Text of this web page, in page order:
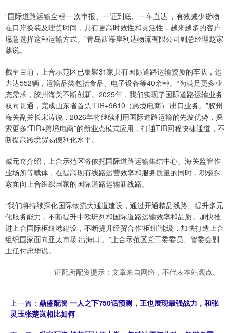
“国际道路运输全程‘一次申报、一证到底、一车直达’，有效减少货物
在口岸换装及理货时间，具有更高时效性和灵活性，越来越多的客户
愿意选择这种运输方式。”青岛西海岸利达物流有限公司副总经理赵家
麒说。
截至目前，上合示范区已集聚31家具有国际道路运输资质的车队，运
力达552辆，运输品类包括食品、电子设备等40余种。“为满足更多业
态需求，胶州海关不断创新。2025年，我们实现了国际道路运输业务
双向贯通，完成山东省首票‘TIR+9610（跨境电商）’出口业务。”胶州
海关副关长宋涛说，2026年将继续利用国际道路运输的先发优势，探
索更多“TIR+跨境电商”的新业态模式应用，打通TIR回程快捷通道，不
断提高跨境贸易便利化水平。
臧元奇介绍，上合示范区将依托国际道路运输集结中心、海关监管作
业场所等载体，在提高现有线路运营效率和服务质量的同时，积极探
索面向上合组织国家的国际道路运输新线路。
“我们将持续深化国际物流大通道建设，通过开通精品线路、提升多元
化服务能力，不断提升中欧班列和国际道路运输效率和品质。加快推
进上合国际枢纽港建设，不断提升经贸合作‘枢纽’能级，加快打造上合
组织国家面向亚太市场‘出海口’。”上合示范区党工委委员、管委会副
主任付忠华说。
证配所配资提示：文章来自网络，不代表本站观点。
上一篇： 鼎盛配资 一人之下750话预测，王也展现最强战力，和张
灵玉张楚岚相比如何